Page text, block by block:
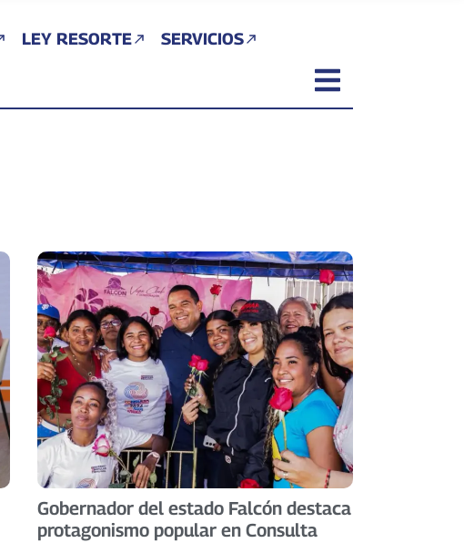
LEY RESORTE SERVICIOS
Gobernador del estado Falcón destaca
protagonismo popular en Consulta